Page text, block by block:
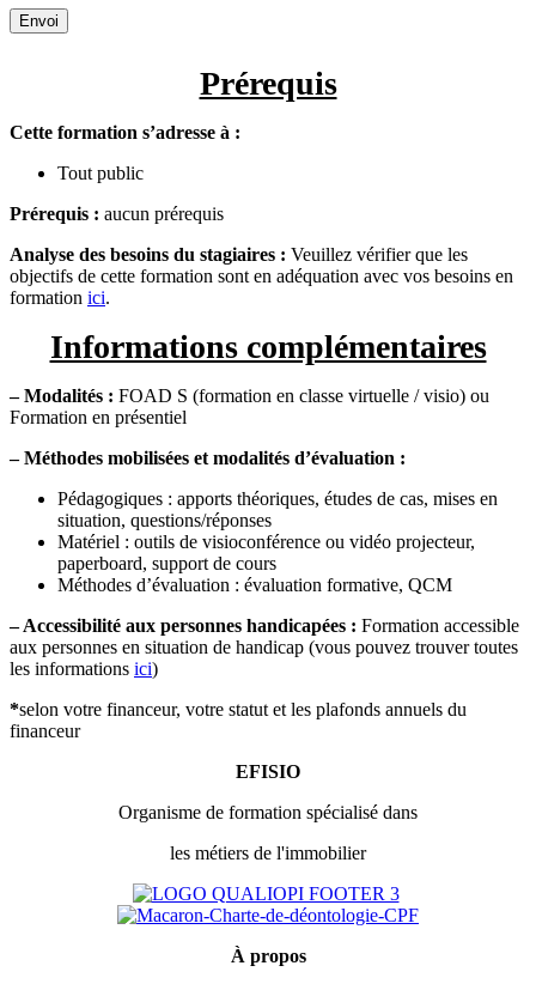
Envoi
Prérequis
Cette formation s’adresse à :
Tout public
Prérequis : aucun prérequis
Analyse des besoins du stagiaires : Veuillez vérifier que les
objectifs de cette formation sont en adéquation avec vos besoins en
formation ici.
Informations complémentaires
– Modalités : FOAD S (formation en classe virtuelle / visio) ou
Formation en présentiel
– Méthodes mobilisées et modalités d’évaluation :
Pédagogiques : apports théoriques, études de cas, mises en
situation, questions/réponses
Matériel : outils de visioconférence ou vidéo projecteur,
paperboard, support de cours
Méthodes d’évaluation : évaluation formative, QCM
– Accessibilité aux personnes handicapées : Formation accessible
aux personnes en situation de handicap (vous pouvez trouver toutes
les informations ici)
*selon votre financeur, votre statut et les plafonds annuels du
financeur
EFISIO
Organisme de formation spécialisé dans
les métiers de l'immobilier
À propos